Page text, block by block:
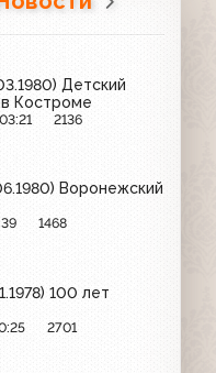
Детский
Костроме
2136
Воронежский
1468
100 лет
2701